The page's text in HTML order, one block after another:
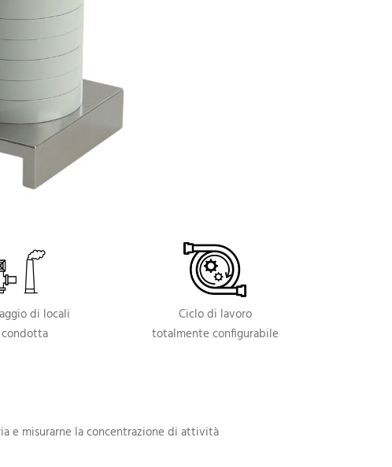
di locali
Ciclo di lavoro
totalmente configurabile
e misurarne la concentrazione di attività